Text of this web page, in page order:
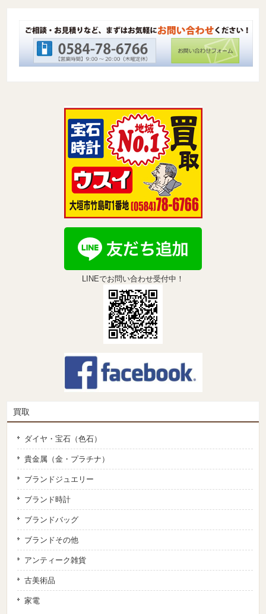
LINEでお問い合わせ受付中！
買取
ダイヤ・宝石（色石）
貴金属（金・プラチナ）
ブランドジュエリー
ブランド時計
ブランドバッグ
ブランドその他
アンティーク雑貨
古美術品
家電